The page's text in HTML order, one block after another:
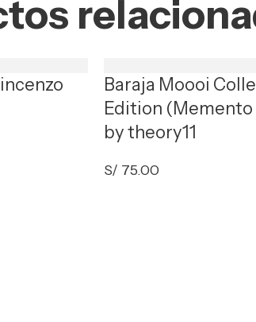
Baraja Moooi
Edition
by theory11
S/ 75.00